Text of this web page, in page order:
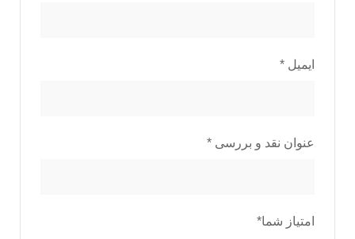
ایمیل *
عنوان نقد و بررسی *
امتیاز شما*